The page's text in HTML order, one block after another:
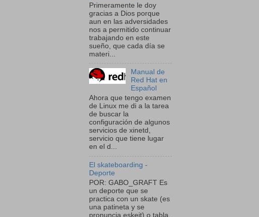
Primeramente le doy
gracias a Dios porque
aun en las adversidades
nos a permitido continuar
trabajando en este
sueño, que cada día se
materi...
Manual de
Red Hat en
Español
Ahora que tengo examen
de Linux me di a la tarea
de buscar la
configuración de algunos
servicios de xinetd,
servicio que tiene lugar
en el d...
El skateboarding -
Deporte
POR: GABO_GRAFT Es
un deporte que se
practica con un skate (es
una patineta y se
pronuncia eskeit) o tabla,